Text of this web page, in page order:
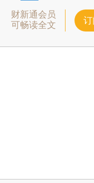
财新通会员
可畅读全文